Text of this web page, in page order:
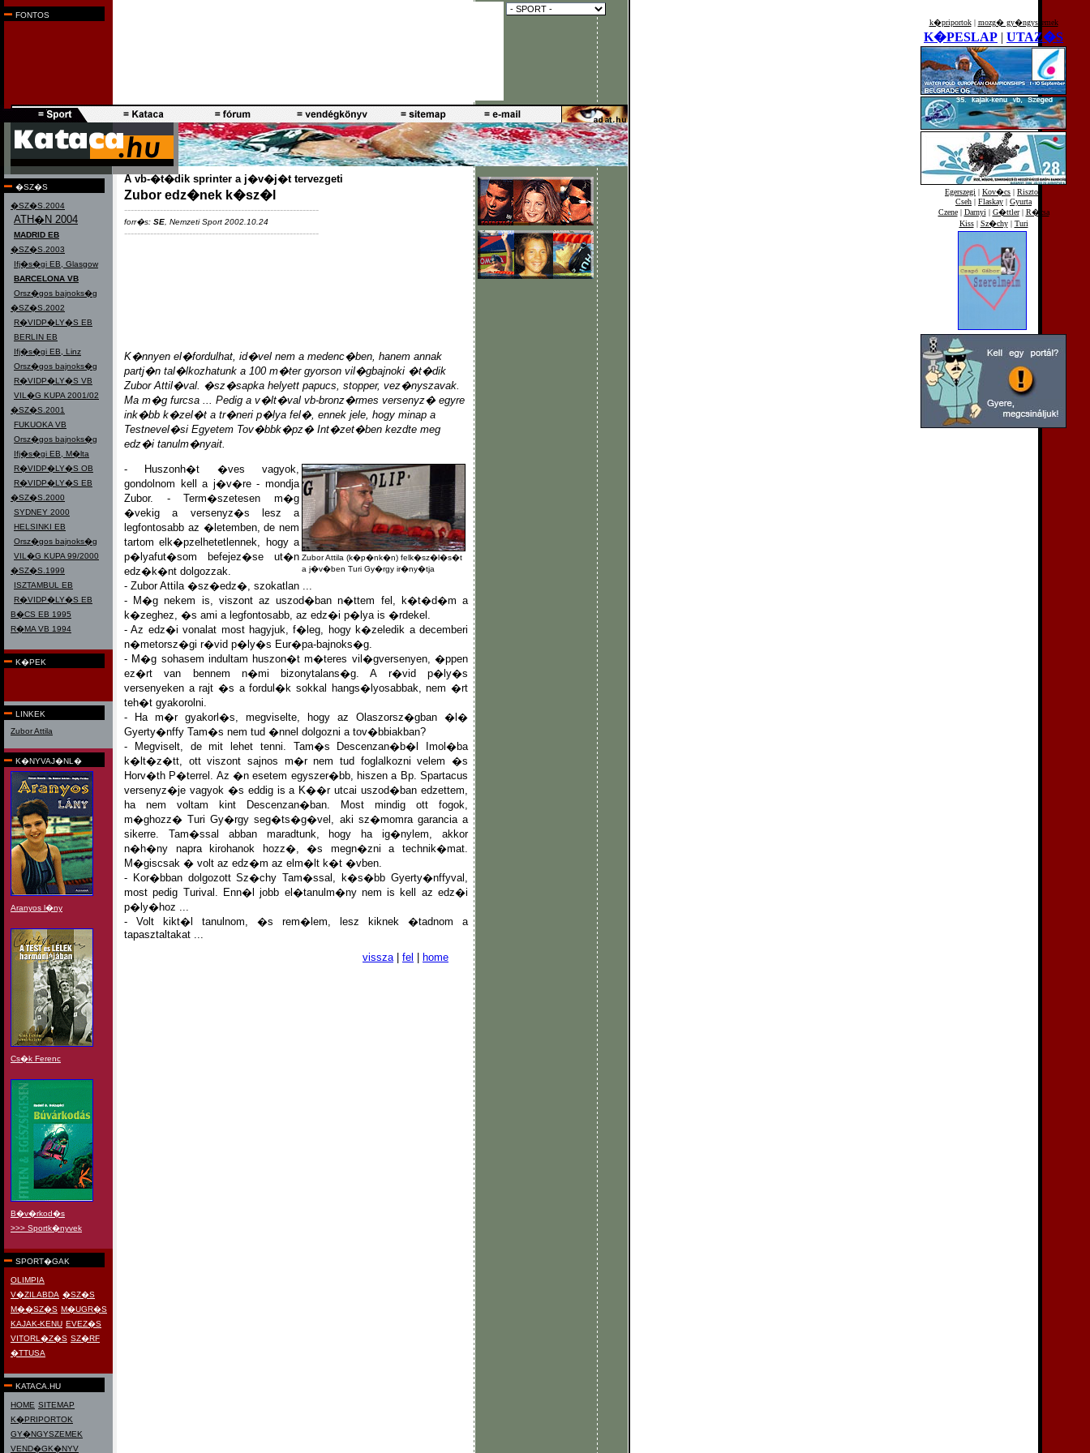
k�priportok| mozg� gy�ngyszemek
K�PESLAP | UTAZ�S
Egerszegi | Kov�cs | Risztov
Cseh | Flaskay | Gyurta
Czene| Darnyi | G�ttler| R�zsa
Kiss| Sz�chy| Turi
FONTOS
A vb-�t�dik sprinter a j�v�j�t tervezgeti
Zubor edz�nek k�sz�l
------------------------------------------------------------
forr�s: SE , Nemzeti Sport 2002.10.24
------------------------------------------------------------
K�nnyen el�fordulhat, id�vel nem a medenc�ben, hanem annak
partj�n tal�lkozhatunk a 100 m�ter gyorson vil�gbajnoki �t�dik
Zubor Attil�val. �sz�sapka helyett papucs, stopper, vez�nyszavak.
Ma m�g furcsa ... Pedig a v�lt�val vb-bronz�rmes versenyz� egyre
ink�bb k�zel�t a tr�neri p�lya fel�, ennek jele, hogy minap a
Testnevel�si Egyetem Tov�bbk�pz� Int�zet�ben kezdte meg
edz�i tanulm�nyait.
Zubor Attila (k�p�nk�n) felk�sz�l�s�t
a j�v�ben Turi Gy�rgy ir�ny�tja
- Huszonh�t �ves vagyok,
gondolnom kell a j�v�re - mondja
Zubor. - Term�szetesen m�g
�vekig a versenyz�s lesz a
legfontosabb az �letemben, de nem
tartom elk�pzelhetetlennek, hogy a
p�lyafut�som befejez�se ut�n
edz�k�nt dolgozzak.
- Zubor Attila �sz�edz�, szokatlan ...
- M�g nekem is, viszont az uszod�ban n�ttem fel, k�t�d�m a
k�zeghez, �s ami a legfontosabb, az edz�i p�lya is �rdekel.
- Az edz�i vonalat most hagyjuk, f�leg, hogy k�zeledik a decemberi
n�metorsz�gi r�vid p�ly�s Eur�pa-bajnoks�g.
- M�g sohasem indultam huszon�t m�teres vil�gversenyen, �ppen
ez�rt van bennem n�mi bizonytalans�g. A r�vid p�ly�s
versenyeken a rajt �s a fordul�k sokkal hangs�lyosabbak, nem �rt
teh�t gyakorolni.
- Ha m�r gyakorl�s, megviselte, hogy az Olaszorsz�gban �l�
Gyerty�nffy Tam�s nem tud �nnel dolgozni a tov�bbiakban?
- Megviselt, de mit lehet tenni. Tam�s Descenzan�b�l Imol�ba
k�lt�z�tt, ott viszont sajnos m�r nem tud foglalkozni velem �s
Horv�th P�terrel. Az �n esetem egyszer�bb, hiszen a Bp. Spartacus
versenyz�je vagyok �s eddig is a K��r utcai uszod�ban edzettem,
ha nem voltam kint Descenzan�ban. Most mindig ott fogok,
m�ghozz� Turi Gy�rgy seg�ts�g�vel, aki sz�momra garancia a
sikerre. Tam�ssal abban maradtunk, hogy ha ig�nylem, akkor
n�h�ny napra kirohanok hozz�, �s megn�zni a technik�mat.
M�giscsak � volt az edz�m az elm�lt k�t �vben.
- Kor�bban dolgozott Sz�chy Tam�ssal, k�s�bb Gyerty�nffyval,
most pedig Turival. Enn�l jobb el�tanulm�ny nem is kell az edz�i
p�ly�hoz ...
- Volt kikt�l tanulnom, �s rem�lem, lesz kiknek �tadnom a
tapasztaltakat ...
vissza| fel home
�SZ�S
�SZ�S.2004
ATH�N 2004
MADRID EB
�SZ�S.2003
Ifj�s�gi EB, Glasgow
BARCELONA VB
Orsz�gos bajnoks�g
�SZ�S.2002
R�VIDP�LY�S EB
BERLIN EB
Ifj�s�gi EB, Linz
Orsz�gos bajnoks�g
R�VIDP�LY�S VB
VIL�G KUPA 2001/02
�SZ�S.2001
FUKUOKA VB
Orsz�gos bajnoks�g
Ifj�s�gi EB, M�lta
R�VIDP�LY�S OB
R�VIDP�LY�S EB
�SZ�S.2000
SYDNEY 2000
HELSINKI EB
Orsz�gos bajnoks�g
VIL�G KUPA 99/2000
�SZ�S.1999
ISZTAMBUL EB
R�VIDP�LY�S EB
B�CS EB 1995
R�MA VB 1994
K�PEK
LINKEK
Zubor Attila
K�NYVAJ�NL�
Aranyos l�ny
Cs�k Ferenc
B�v�rkod�s
>>> Sportk�nyvek
SPORT�GAK
OLIMPIA
V�ZILABDA �SZ�S
M��SZ�S M�UGR�S
KAJAK-KENU EVEZ�S
VITORL�Z�S SZ�RF
�TTUSA
KATACA.HU
HOME SITEMAP
K�PRIPORTOK
GY�NGYSZEMEK
VEND�GK�NYV